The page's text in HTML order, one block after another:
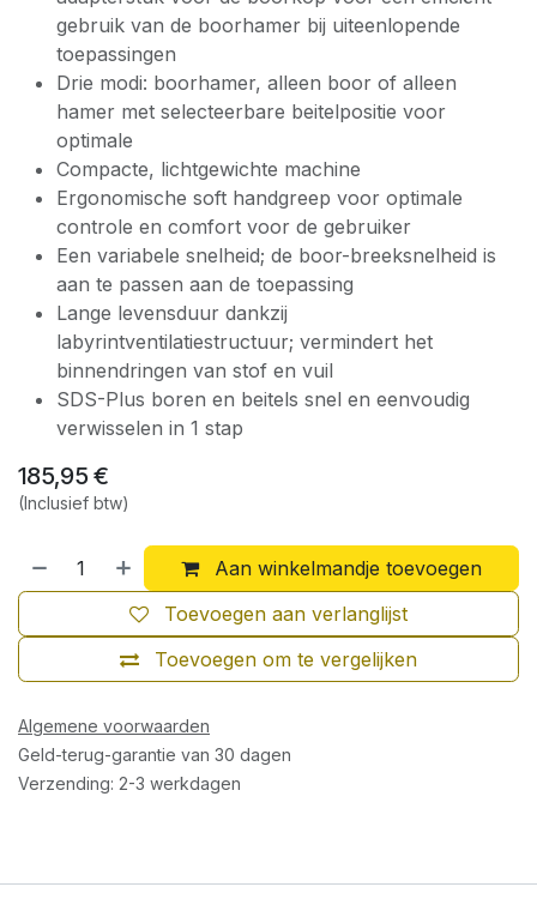
gebruik van de boorhamer bij uiteenlopende
toepassingen
Drie modi: boorhamer, alleen boor of alleen
hamer met selecteerbare beitelpositie voor
optimale
Compacte, lichtgewichte machine
Ergonomische soft handgreep voor optimale
controle en comfort voor de gebruiker
Een variabele snelheid; de boor-breeksnelheid is
aan te passen aan de toepassing
Lange levensduur dankzij
labyrintventilatiestructuur; vermindert het
binnendringen van stof en vuil
SDS-Plus boren en beitels snel en eenvoudig
verwisselen in 1 stap
185,95 €
(Inclusief btw)
Aan winkelmandje toevoegen
Toevoegen om te vergelijken
Toevoegen aan verlanglijst
Algemene voorwaarden
Geld-terug-garantie van 30 dagen
Verzending: 2-3 werkdagen